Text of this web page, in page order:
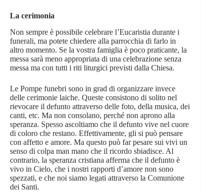
La cerimonia
Non sempre è possibile celebrare l’Eucaristia durante i
funerali, ma potete chiedere alla parrocchia di farlo in
altro momento. Se la vostra famiglia è poco praticante, la
messa sarà meno appropriata di una celebrazione senza
messa ma con tutti i riti liturgici previsti dalla Chiesa.
Le Pompe funebri sono in grad di organizzare invece
delle cerimonie laiche. Queste consistono di solito nel
rievocare il defunto attraverso delle foto, della musica, dei
canti, etc. Ma non consolano, perché non aprono alla
speranza. Spesso ascoltiamo che il defunto vive nel cuore
di coloro che restano. Effettivamente, gli si può pensare
con affetto e amore. Ma questo può far pesare sui vivi un
senso di colpa man mano che il ricordo sbiadisce. Al
contrario, la speranza cristiana afferma che il defunto è
vivo in Cielo, che i nostri rapporti d’amore non sono
spezzati, e che noi siamo legati attraverso la Comunione
dei Santi.